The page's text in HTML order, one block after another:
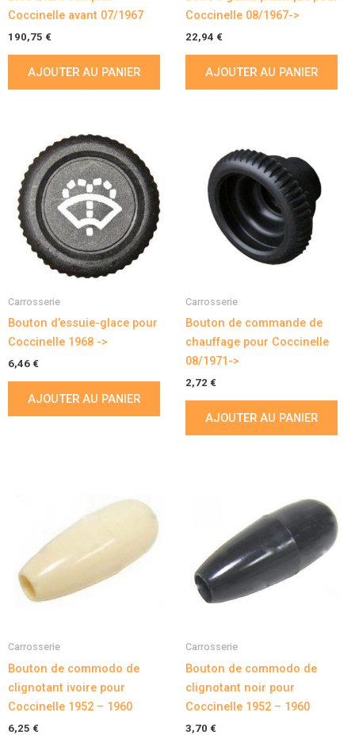
Coccinelle avant 07/1967
190,75 €
AJOUTER AU PANIER
Coccinelle 08/1967->
22,94 €
AJOUTER AU PANIER
Carrosserie
Bouton d’essuie-glace pour
Coccinelle 1968 ->
6,46 €
AJOUTER AU PANIER
Carrosserie
Bouton de commande de
chauffage pour Coccinelle
08/1971->
2,72 €
AJOUTER AU PANIER
Carrosserie
Bouton de commodo de
clignotant ivoire pour
Coccinelle 1952 – 1960
6,25 €
Carrosserie
Bouton de commodo de
clignotant noir pour
Coccinelle 1952 – 1960
3,70 €